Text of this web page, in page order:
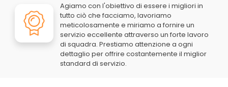
Agiamo con l'obiettivo di essere i migliori in
tutto ciò che facciamo, lavoriamo
meticolosamente e miriamo a fornire un
servizio eccellente attraverso un forte lavoro
di squadra. Prestiamo attenzione a ogni
dettaglio per offrire costantemente il miglior
standard di servizio.